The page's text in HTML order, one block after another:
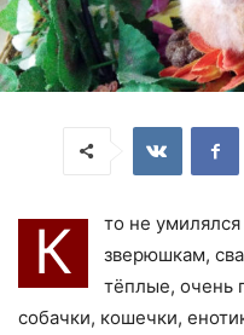
К
то не
зверюшкам,
тёплые, очень
собачки, кошечки,